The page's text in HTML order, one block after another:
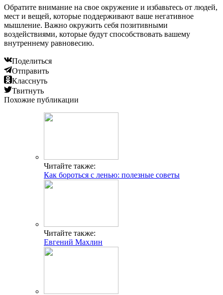
Обратите внимание на свое окружение и избавьтесь от людей,
мест и вещей, которые поддерживают ваше негативное
мышление. Важно окружить себя позитивными
воздействиями, которые будут способствовать вашему
внутреннему равновесию.
Поделиться
Отправить
Класснуть
Твитнуть
Похожие публикации
Читайте также:
Как бороться с ленью: полезные советы
Читайте также:
Евгений Махлин